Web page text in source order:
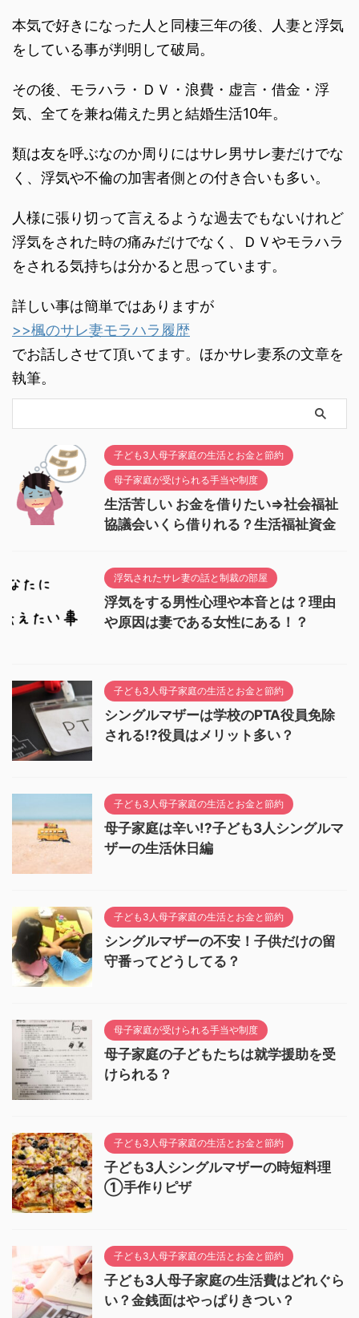
本気で好きになった人と同棲三年の後、人妻と浮気
をしている事が判明して破局。
その後、モラハラ・ＤＶ・浪費・虚言・借金・浮
気、全てを兼ね備えた男と結婚生活10年。
類は友を呼ぶなのか周りにはサレ男サレ妻だけでな
く、浮気や不倫の加害者側との付き合いも多い。
人様に張り切って言えるような過去でもないけれど
浮気をされた時の痛みだけでなく、ＤＶやモラハラ
をされる気持ちは分かると思っています。
詳しい事は簡単ではありますが
>>楓のサレ妻モラハラ履歴
でお話しさせて頂いてます。ほかサレ妻系の文章を
執筆。
子ども3人母子家庭の生活とお金と節約
母子家庭が受けられる手当や制度
生活苦しい お金を借りたい⇒社会福祉
協議会いくら借りれる？生活福祉資金
浮気されたサレ妻の話と制裁の部屋
浮気をする男性心理や本音とは？理由
や原因は妻である女性にある！？
子ども3人母子家庭の生活とお金と節約
シングルマザーは学校のPTA役員免除
される!?役員はメリット多い？
子ども3人母子家庭の生活とお金と節約
母子家庭は辛い!?子ども3人シングルマ
ザーの生活休日編
子ども3人母子家庭の生活とお金と節約
シングルマザーの不安！子供だけの留
守番ってどうしてる？
母子家庭が受けられる手当や制度
母子家庭の子どもたちは就学援助を受
けられる？
子ども3人母子家庭の生活とお金と節約
子ども3人シングルマザーの時短料理
①手作りピザ
子ども3人母子家庭の生活とお金と節約
子ども3人母子家庭の生活費はどれぐら
い？金銭面はやっぱりきつい？